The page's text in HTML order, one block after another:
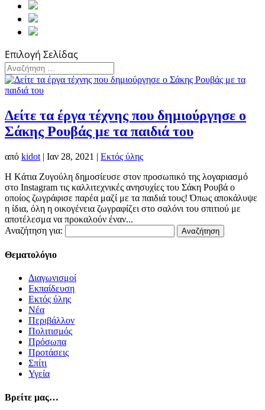
Επιλογή Σελίδας
Δείτε τα έργα τέχνης που δημιούργησε ο
Σάκης Ρουβάς με τα παιδιά του
από kidot | Ιαν 28, 2021 | Εκτός ύλης
H Kάτια Ζυγούλη δημοσίευσε στον προσωπικό της λογαριασμό
στο Instagram τις καλλιτεχνικές ανησυχίες του Σάκη Ρουβά ο
οποίος ζωγράφισε παρέα μαζί με τα παιδιά τους! Όπως αποκάλυψε
η ίδια, όλη η οικογένεια ζωγραφίζει στο σαλόνι του σπιτιού με
αποτέλεσμα να προκαλούν έναν...
Αναζήτηση για:
Θεματολόγιο
Διαγωνισμοί
Εκπαίδευση
Εκτός ύλης
Νέα
Περιβάλλον
Πολιτισμός
Πρόσωπα
Προτάσεις
Σπίτι
Υγεία
Βρείτε μας…